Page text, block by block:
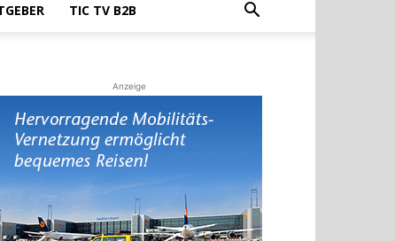
TIC TV B2B
Anzeige